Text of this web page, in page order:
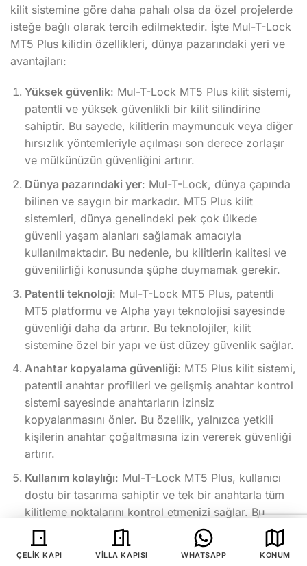
kilit sistemine göre daha pahalı olsa da özel projelerde
isteğe bağlı olarak tercih edilmektedir. İşte Mul-T-Lock
MT5 Plus kilidin özellikleri, dünya pazarındaki yeri ve
avantajları:
Yüksek güvenlik: Mul-T-Lock MT5 Plus kilit sistemi,
patentli ve yüksek güvenlikli bir kilit silindirine
sahiptir. Bu sayede, kilitlerin maymuncuk veya diğer
hırsızlık yöntemleriyle açılması son derece zorlaşır
ve mülkünüzün güvenliğini artırır.
Dünya pazarındaki yer: Mul-T-Lock, dünya çapında
bilinen ve saygın bir markadır. MT5 Plus kilit
sistemleri, dünya genelindeki pek çok ülkede
güvenli yaşam alanları sağlamak amacıyla
kullanılmaktadır. Bu nedenle, bu kilitlerin kalitesi ve
güvenilirliği konusunda şüphe duymamak gerekir.
Patentli teknoloji: Mul-T-Lock MT5 Plus, patentli
MT5 platformu ve Alpha yayı teknolojisi sayesinde
güvenliği daha da artırır. Bu teknolojiler, kilit
sistemine özel bir yapı ve üst düzey güvenlik sağlar.
Anahtar kopyalama güvenliği: MT5 Plus kilit sistemi,
patentli anahtar profilleri ve gelişmiş anahtar kontrol
sistemi sayesinde anahtarların izinsiz
kopyalanmasını önler. Bu özellik, yalnızca yetkili
kişilerin anahtar çoğaltmasına izin vererek güvenliği
artırır.
Kullanım kolaylığı: Mul-T-Lock MT5 Plus, kullanıcı
dostu bir tasarıma sahiptir ve tek bir anahtarla tüm
kilitleme noktalarını kontrol etmenizi sağlar. Bu
sayede, kullanım kolaylığı sunar ve kapılarınızı hızlı
ve güvenli bir şekilde kilitleyip açabilirsiniz
ÇELIK KAPI VILLA KAPISI WHATSAPP KONUM